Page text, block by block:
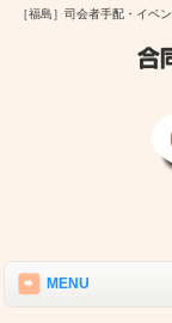
［福島］司会者手配・イベ
MENU